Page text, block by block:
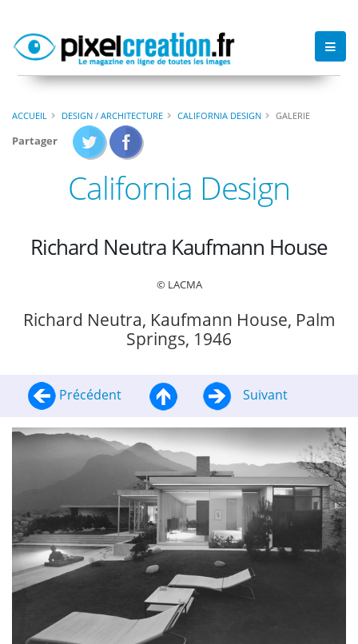
ACCUEIL DESIGN / ARCHITECTURE CALIFORNIA DESIGN GALERIE
Partager
California Design
Richard Neutra Kaufmann House
© LACMA
Richard Neutra, Kaufmann House, Palm
Springs, 1946
Précédent Suivant